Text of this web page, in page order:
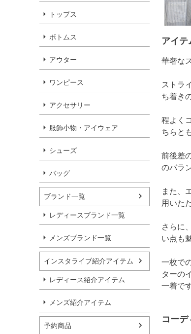
トップス
ボトムス
アウター
ワンピース
アクセサリー
服飾小物・アイウェア
シューズ
バッグ
ブランド一覧
レディースブランド一覧
メンズブランド一覧
インスタライブ紹介アイテム
レディース紹介アイテム
メンズ紹介アイテム
予約商品
アイテ
華奢な
ストラ
ち着き
程よく
ちらと
前後差
のバラ
また、
用いた
さらに
い点も
一枚で
ターの
一着です
コーデ